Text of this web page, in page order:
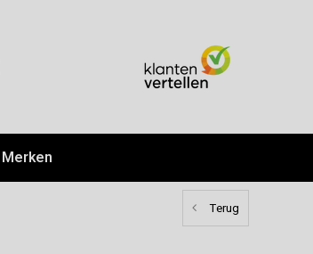
Merken
Terug